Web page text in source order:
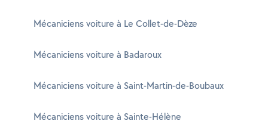
Mécaniciens voiture à Le Collet-de-Dèze
Mécaniciens voiture à Badaroux
Mécaniciens voiture à Saint-Martin-de-Boubaux
Mécaniciens voiture à Sainte-Hélène